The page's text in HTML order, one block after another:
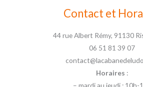
Contact et
44 rue Albert Rémy, 91130
06 51 81 39 07
Horaires :